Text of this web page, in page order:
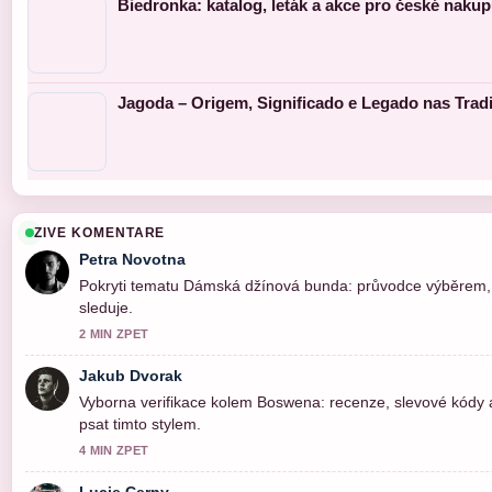
Biedronka: katalog, leták a akce pro české
Jagoda – Origem, Significado e Legado nas
ZIVE KOMENTARE
Petra Novotna
Pokryti tematu Dámská džínová bunda: průvodce
sleduje.
2 MIN ZPET
Jakub Dvorak
Vyborna verifikace kolem Boswena: recenze, slevové
psat timto stylem.
4 MIN ZPET